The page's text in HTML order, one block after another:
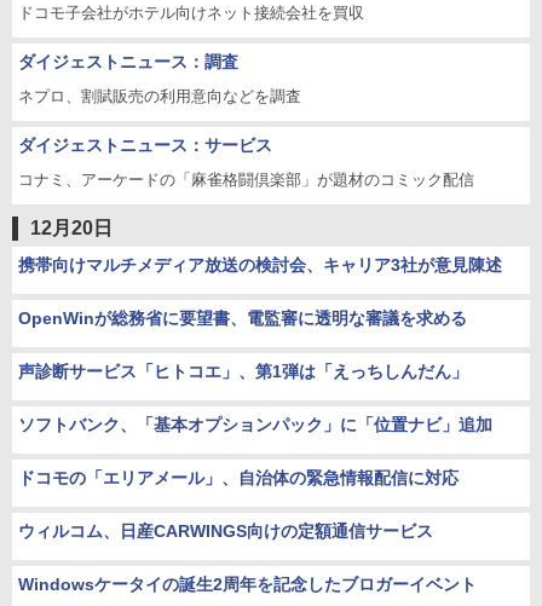
ドコモ子会社がホテル向けネット接続会社を買収
ダイジェストニュース：調査
ネプロ、割賦販売の利用意向などを調査
ダイジェストニュース：サービス
コナミ、アーケードの「麻雀格闘倶楽部」が題材のコミック配信
12月20日
携帯向けマルチメディア放送の検討会、キャリア3社が意見陳述
OpenWinが総務省に要望書、電監審に透明な審議を求める
声診断サービス「ヒトコエ」、第1弾は「えっちしんだん」
ソフトバンク、「基本オプションパック」に「位置ナビ」追加
ドコモの「エリアメール」、自治体の緊急情報配信に対応
ウィルコム、日産CARWINGS向けの定額通信サービス
Windowsケータイの誕生2周年を記念したブロガーイベント